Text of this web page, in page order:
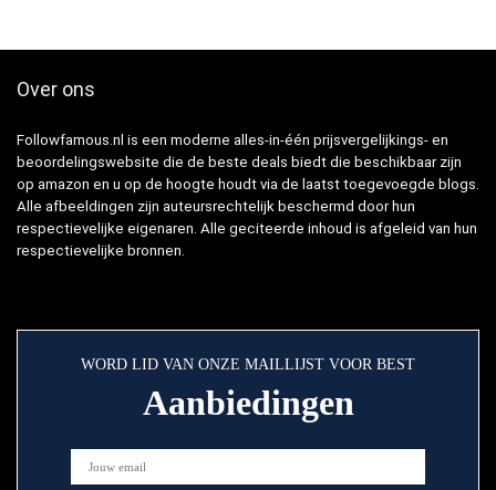
Over ons
Followfamous.nl is een moderne alles-in-één prijsvergelijkings- en
beoordelingswebsite die de beste deals biedt die beschikbaar zijn
op amazon en u op de hoogte houdt via de laatst toegevoegde blogs.
Alle afbeeldingen zijn auteursrechtelijk beschermd door hun
respectievelijke eigenaren. Alle geciteerde inhoud is afgeleid van hun
respectievelijke bronnen.
WORD LID VAN ONZE MAILLIJST VOOR BEST
Aanbiedingen